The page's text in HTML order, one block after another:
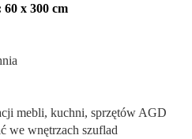
x 300 cm
mebli, kuchni, sprzętów AGD
we wnętrzach szuflad